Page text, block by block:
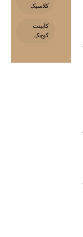
کلاسیک
کابینت
کوچک